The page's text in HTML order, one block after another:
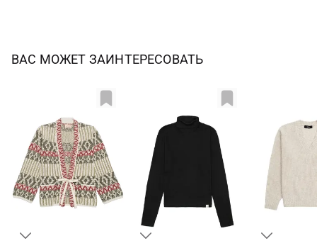
ВАС МОЖЕТ ЗАИНТЕРЕСОВАТЬ